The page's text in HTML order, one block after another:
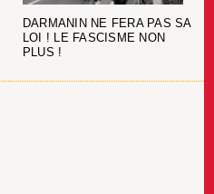
DARMANIN NE FERA PAS SA
LOI ! LE FASCISME NON
PLUS !